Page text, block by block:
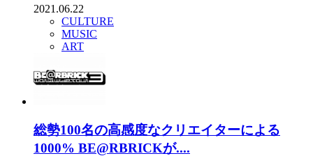
2021.06.22
CULTURE
MUSIC
ART
総勢100名の高感度なクリエイターによる
1000% BE@RBRICKが....